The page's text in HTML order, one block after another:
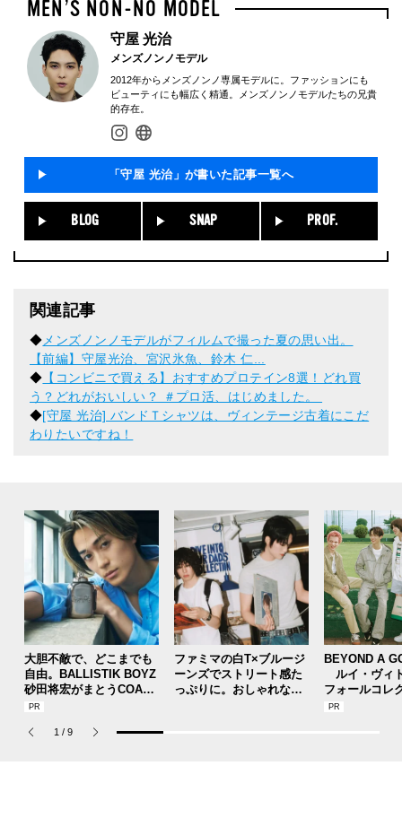
守屋 光治
メンズノンノモデル
2012年からメンズノンノ専属モデルに。ファッションにも
ビューティにも幅広く精通。メンズノンノモデルたちの兄貴
的存在。
「守屋 光治」が書いた記事一覧へ
BLOG SNAP PROF.
関連記事
◆ メンズノンノモデルがフィルムで撮った夏の思い出。
【前編】守屋光治、宮沢氷魚、鈴木 仁...
◆ 【コンビニで買える】おすすめプロテイン8選！どれ買
う？どれがおいしい？ ＃プロ活、はじめました。​ ​
◆[守屋 光治] バンドＴシャツは、ヴィンテージ古着にこだ
わりたいですね！
大胆不敵で、どこまでも
自由。BALLISTIK BOYZ
砂田将宏がまとうCOACH
の新作フレグランス「コ
パルファム」
ファミマの白T×ブルージ
ーンズでストリート感た
っぷりに。おしゃれな人
BEYOND A
ルイ・ヴィ
フォールコレ
描くプレッピ
1 / 9